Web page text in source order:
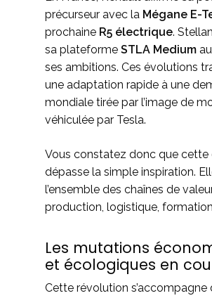
précurseur avec la Mégane E-
prochaine R5 électrique.
sa plateforme STLA Medium
ses ambitions. Ces évolutions
une adaptation rapide à une
mondiale tirée par l’image de
véhiculée par Tesla.
Vous constatez donc que cette
dépasse la simple inspiration.
l’ensemble des chaînes de
production, logistique,
Les mutations
et écologiques en
Cette révolution s’accompagne